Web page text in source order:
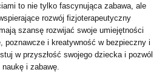
to nie tylko fascynująca zabawa, ale
rozwój fizjoterapeutyczny
szansę rozwijać swoje umiejętności
poznawcze i kreatywność w bezpieczny i
w przyszłość swojego dziecka i pozwól
i zabawę.